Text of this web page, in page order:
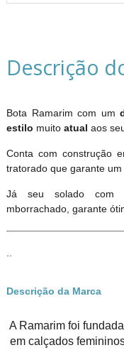
Descrição
Bota Ramarim com um
estilo muito atual aos
Conta com construção
tratorado que garante um
Já seu solado com
mborrachado, garante
..
Descrição da Marca
A Ramarim foi
em calçados